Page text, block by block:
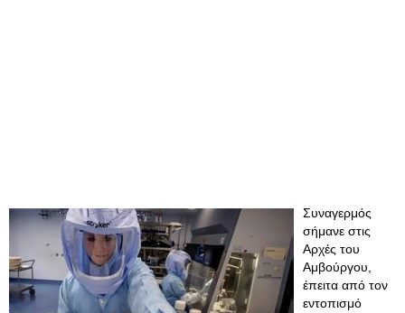
Συναγερμός
σήμανε στις
Αρχές του
Αμβούργου,
έπειτα από τον
εντοπισμό